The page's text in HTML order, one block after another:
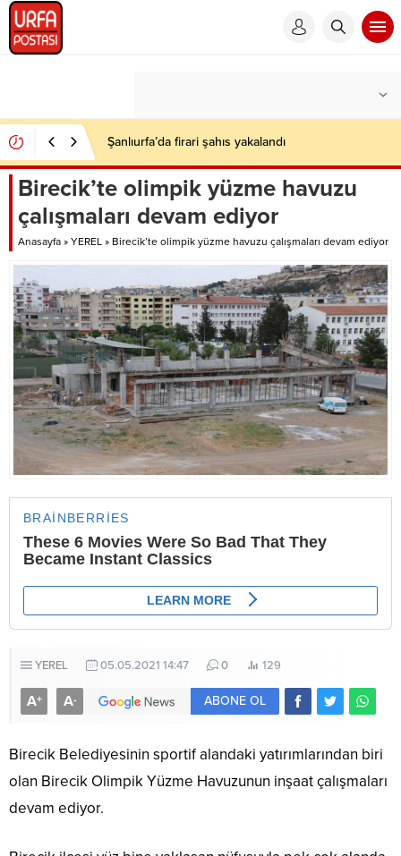
Şanlıurfa’da firari şahıs yakalandı
Birecik’te olimpik yüzme havuzu
çalışmaları devam ediyor
Anasayfa » YEREL » Birecik’te olimpik yüzme havuzu çalışmaları devam ediyor
YEREL 05.05.2021 14:47 0 129
A+ A- ABONE OL
Birecik Belediyesinin sportif alandaki yatırımlarından biri
olan Birecik Olimpik Yüzme Havuzunun inşaat çalışmaları
devam ediyor.